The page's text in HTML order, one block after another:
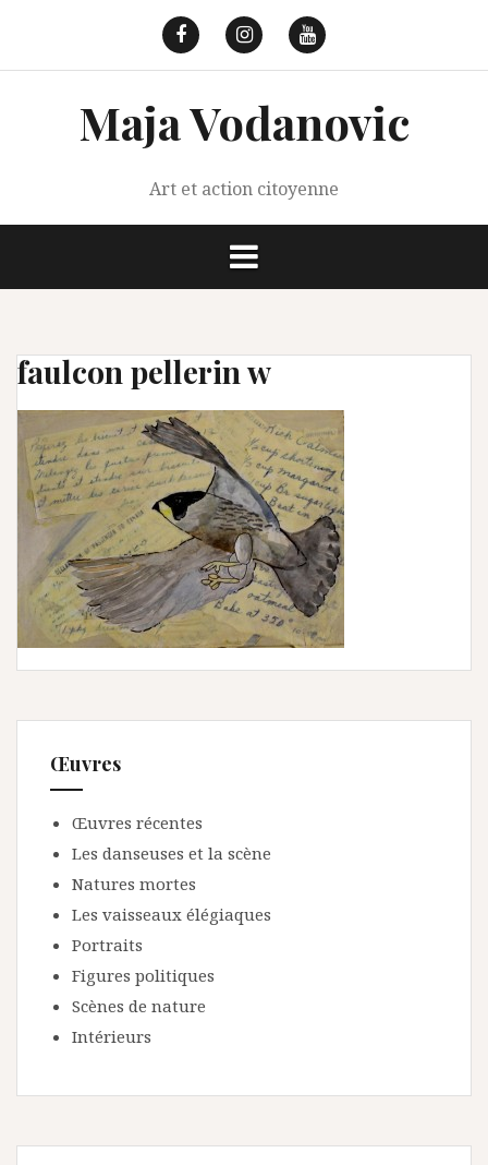
contenu
FacebookInstagramYoutube
Maja Vodanovic
Art et action citoyenne
faulcon pellerin w
Œuvres
Œuvres récentes
Les danseuses et la scène
Natures mortes
Les vaisseaux élégiaques
Portraits
Figures politiques
Scènes de nature
Intérieurs